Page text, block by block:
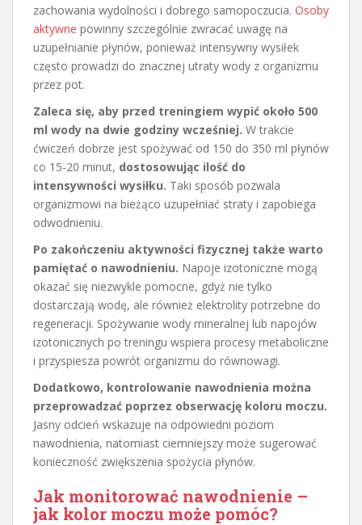
zachowania wydolności i dobrego samopoczucia. Osoby
aktywne powinny szczególnie zwracać uwagę na
uzupełnianie płynów, ponieważ intensywny wysiłek
często prowadzi do znacznej utraty wody z organizmu
przez pot.
Zaleca się, aby przed treningiem wypić około 500
ml wody na dwie godziny wcześniej. W trakcie
ćwiczeń dobrze jest spożywać od 150 do 350 ml płynów
co 15-20 minut, dostosowując ilość do
intensywności wysiłku. Taki sposób pozwala
organizmowi na bieżąco uzupełniać straty i zapobiega
odwodnieniu.
Po zakończeniu aktywności fizycznej także warto
pamiętać o nawodnieniu. Napoje izotoniczne mogą
okazać się niezwykle pomocne, gdyż nie tylko
dostarczają wodę, ale również elektrolity potrzebne do
regeneracji. Spożywanie wody mineralnej lub napojów
izotonicznych po treningu wspiera procesy metaboliczne
i przyspiesza powrót organizmu do równowagi.
Dodatkowo, kontrolowanie nawodnienia można
przeprowadzać poprzez obserwację koloru moczu.
Jasny odcień wskazuje na odpowiedni poziom
nawodnienia, natomiast ciemniejszy może sugerować
konieczność zwiększenia spożycia płynów.
Jak monitorować nawodnienie –
jak kolor moczu może pomóc?